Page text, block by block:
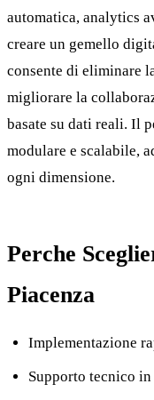
automatica, analytics
creare un gemello
consente di eliminare
migliorare la
basate su dati reali. Il
modulare e scalabile,
ogni dimensione.
Perche
Piacenza
Implementazione
Supporto tecnico